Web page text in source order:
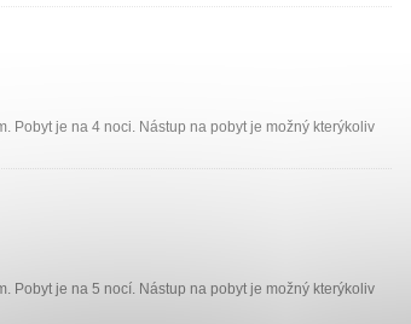
Pobyt je na 4 noci. Nástup na pobyt je možný kterýkoliv
Pobyt je na 5 nocí. Nástup na pobyt je možný kterýkoliv